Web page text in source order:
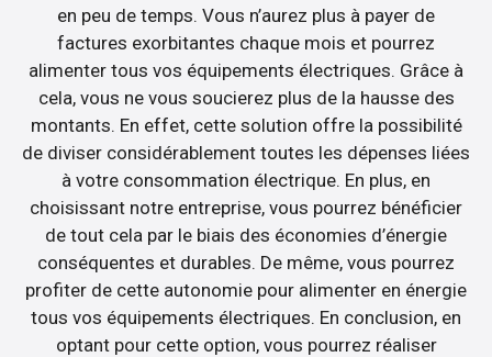
en peu de temps. Vous n’aurez plus à payer de
factures exorbitantes chaque mois et pourrez
alimenter tous vos équipements électriques. Grâce à
cela, vous ne vous soucierez plus de la hausse des
montants. En effet, cette solution offre la possibilité
de diviser considérablement toutes les dépenses liées
à votre consommation électrique. En plus, en
choisissant notre entreprise, vous pourrez bénéficier
de tout cela par le biais des économies d’énergie
conséquentes et durables. De même, vous pourrez
profiter de cette autonomie pour alimenter en énergie
tous vos équipements électriques. En conclusion, en
optant pour cette option, vous pourrez réaliser